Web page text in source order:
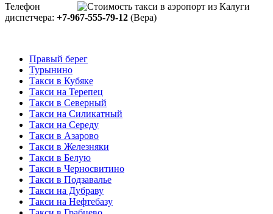
Телефон
диспетчера: +7-967-555-79-12 (Вера)
Правый берег
Турынино
Такси в Кубяке
Такси на Терепец
Такси в Северный
Такси на Силикатный
Такси на Середу
Такси в Азарово
Такси в Железняки
Такси в Белую
Такси в Черносвитино
Такси в Подзавалье
Такси на Дубраву
Такси на Нефтебазу